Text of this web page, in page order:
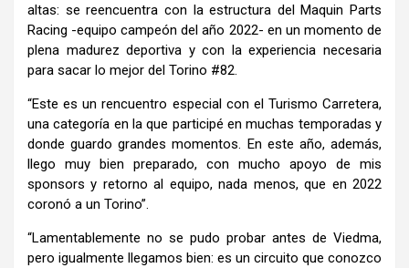
altas: se reencuentra con la estructura del Maquin Parts
Racing -equipo campeón del año 2022- en un momento de
plena madurez deportiva y con la experiencia necesaria
para sacar lo mejor del Torino #82.
“Este es un rencuentro especial con el Turismo Carretera,
una categoría en la que participé en muchas temporadas y
donde guardo grandes momentos. En este año, además,
llego muy bien preparado, con mucho apoyo de mis
sponsors y retorno al equipo, nada menos, que en 2022
coronó a un Torino”.
“Lamentablemente no se pudo probar antes de Viedma,
pero igualmente llegamos bien: es un circuito que conozco